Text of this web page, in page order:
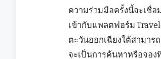
ความร่วมมือครั้งนี้จะเชื่
เข้ากับแพลตฟอร์ม
ตะวันออกเฉียงใต้สามาร
จะเป็นการค้นหาหรือจอง